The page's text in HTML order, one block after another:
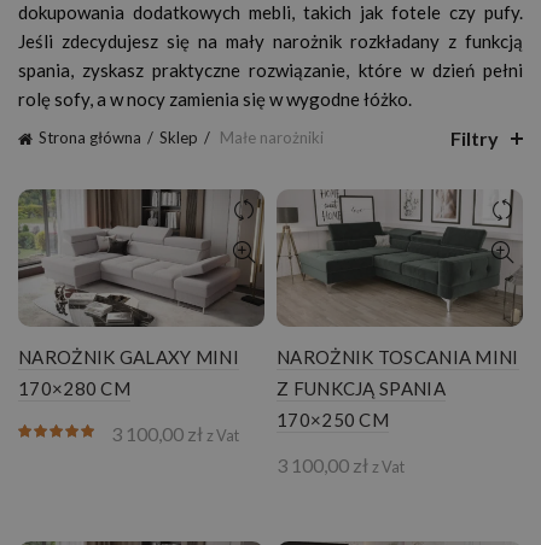
dokupowania dodatkowych mebli, takich jak fotele czy pufy.
Jeśli zdecydujesz się na mały narożnik rozkładany z funkcją
spania, zyskasz praktyczne rozwiązanie, które w dzień pełni
rolę sofy, a w nocy zamienia się w wygodne łóżko.
Strona główna Sklep Małe narożniki Filtry
NAROŻNIK GALAXY MINI
170×280 CM
3 100,00 zł z Vat
NAROŻNIK TOSCANIA MINI
Z FUNKCJĄ SPANIA
170×250 CM
3 100,00 zł z Vat